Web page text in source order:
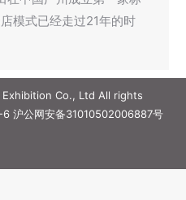
模式已经走过21年的时
Co., Ltd All rights
6沪公网安备31010502006887号